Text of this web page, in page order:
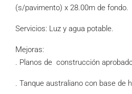
(s/pavimento) x 28.00m de fondo.
Servicios: Luz y agua potable.
Mejoras:
. Planos de construcción
. Tanque australiano con base de